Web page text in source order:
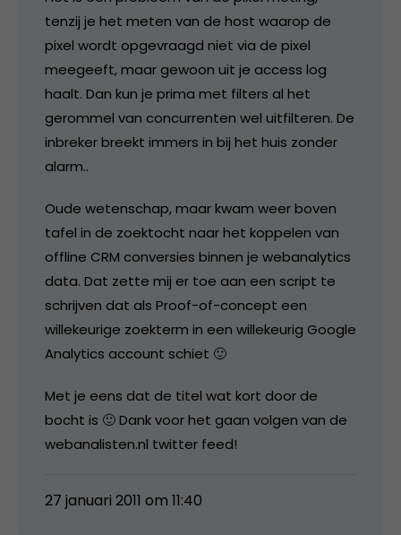
tenzij je het meten van de host waarop de
pixel wordt opgevraagd niet via de pixel
meegeeft, maar gewoon uit je access log
haalt. Dan kun je prima met filters al het
gerommel van concurrenten wel uitfilteren. De
inbreker breekt immers in bij het huis zonder
alarm..
Oude wetenschap, maar kwam weer boven
tafel in de zoektocht naar het koppelen van
offline CRM conversies binnen je webanalytics
data. Dat zette mij er toe aan een script te
schrijven dat als Proof-of-concept een
willekeurige zoekterm in een willekeurig Google
Analytics account schiet 🙂
Met je eens dat de titel wat kort door de
bocht is 🙂 Dank voor het gaan volgen van de
webanalisten.nl twitter feed!
27 januari 2011 om 11:40